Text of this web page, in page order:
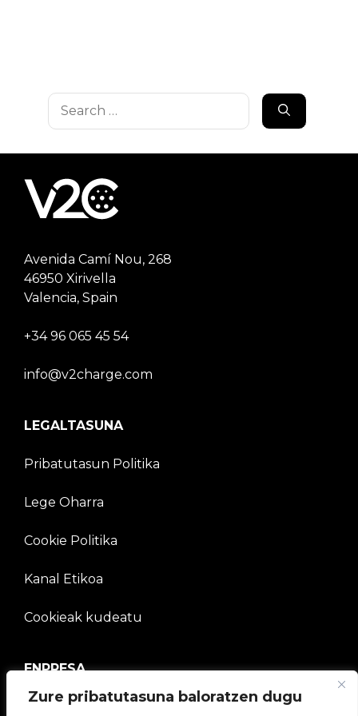
Zure pribatutasuna baloratzen dugu
Search
for:
Avenida Camí Nou, 268
46950 Xirivella
Valencia, Spain
+34 96 065 45 54
info@v2charge.com
LEGALTASUNA
Pribatutasun Politika
Lege Oharra
Cookie Politika
Kanal Etikoa
Cookieak kudeatu
ENPRESA
V2C Komunitatea